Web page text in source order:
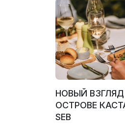
НОВЫЙ
ОСТРОВЕ
SEB